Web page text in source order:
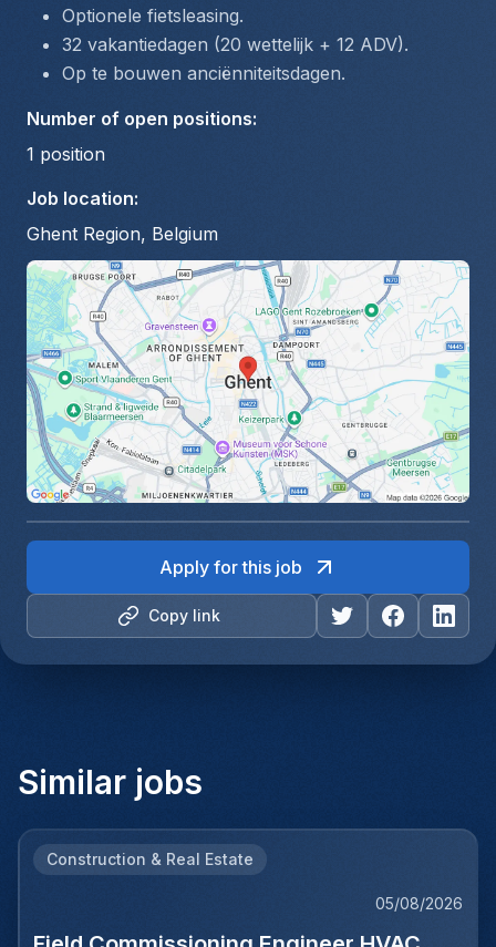
Optionele fietsleasing.
32 vakantiedagen (20 wettelijk + 12 ADV).
Op te bouwen anciënniteitsdagen.
Number of open positions:
1 position
Job location:
Ghent Region, Belgium
Copy link
Apply for this job
Similar jobs
Construction & Real Estate
05/08/2026